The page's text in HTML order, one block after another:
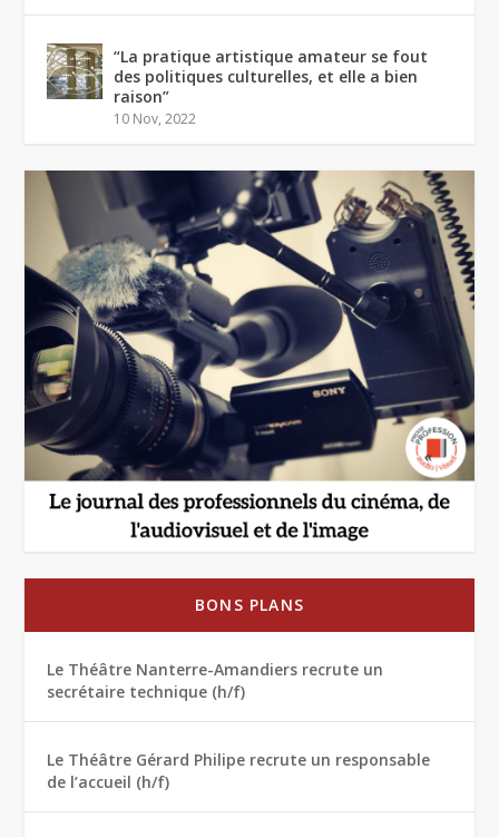
“La pratique artistique amateur se fout
des politiques culturelles, et elle a bien
raison”
10 Nov, 2022
BONS PLANS
Le Théâtre Nanterre-Amandiers recrute un
secrétaire technique (h/f)
Le Théâtre Gérard Philipe recrute un responsable
de l’accueil (h/f)